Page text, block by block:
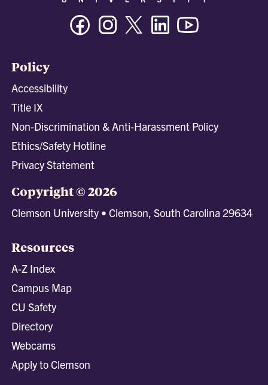
FacebookInstagramTwitter/XLinkedin
Policy
Accessibility
Title IX
Non-Discrimination & Anti-Harassment Policy
Ethics/Safety Hotline
Privacy Statement
Copyright © 2026
Clemson University • Clemson, South Carolina 29634
Resources
A-Z Index
Campus Map
CU Safety
Directory
Webcams
Apply to Clemson